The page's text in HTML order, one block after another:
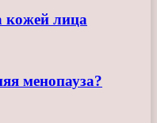
кожей лица
менопауза?